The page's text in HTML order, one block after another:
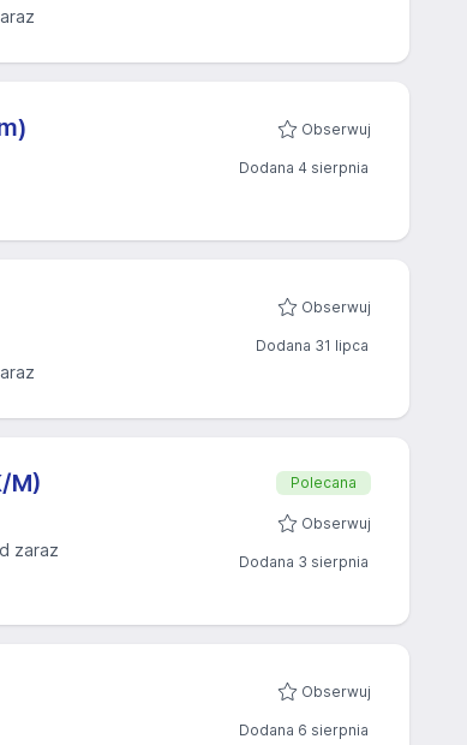
Obserwuj
Dodana 4 sierpnia
Obserwuj
Dodana 31 lipca
M)
zaraz
Polecana
Obserwuj
Dodana 3 sierpnia
Obserwuj
Dodana 6 sierpnia